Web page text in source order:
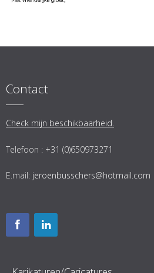
Contact
Check mijn beschikbaarheid.
Telefoon : +31 (0)650973271
E.mail: jeroenbusschers@hotmail.com